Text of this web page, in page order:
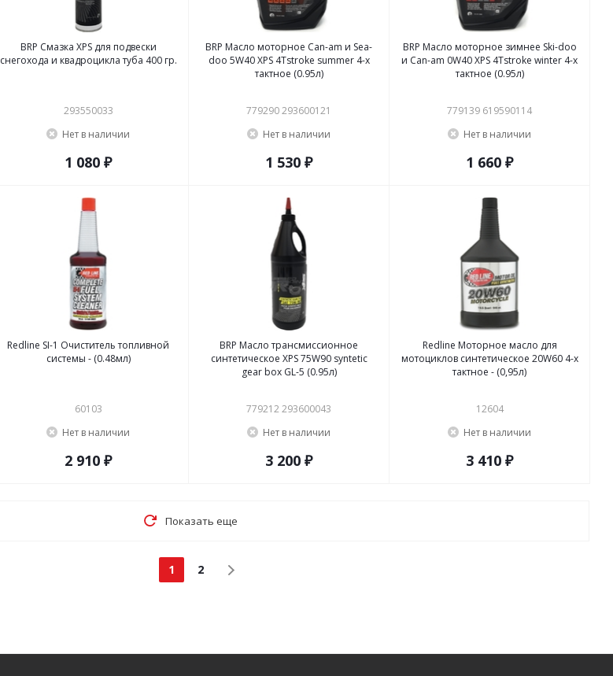
BRP Смазка XPS для подвески
снегохода и квадроцикла туба 400 гр.
293550033
Нет в наличии
1 080 ₽
BRP Масло моторное Сan-am и Sea-
doo 5W40 XPS 4Tstroke summer 4-х
тактное (0.95л)
779290 293600121
Нет в наличии
1 530 ₽
BRP Масло моторное зимнее Ski-doo
и Can-am 0W40 XPS 4Tstroke winter 4-х
тактное (0.95л)
779139 619590114
Нет в наличии
1 660 ₽
Redline SI-1 Очиститель топливной
системы - (0.48мл)
60103
Нет в наличии
2 910 ₽
BRP Масло трансмиссионное
синтетическое XPS 75W90 syntetic
gear box GL-5 (0.95л)
779212 293600043
Нет в наличии
3 200 ₽
Redline Моторное масло для
мотоциклов синтетическое 20W60 4-х
тактное - (0,95л)
12604
Нет в наличии
3 410 ₽
Показать еще
1 2